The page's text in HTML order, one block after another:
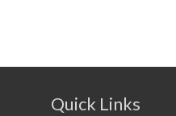
Quick Links